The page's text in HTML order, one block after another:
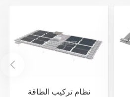
نظام تركيب الطاقة